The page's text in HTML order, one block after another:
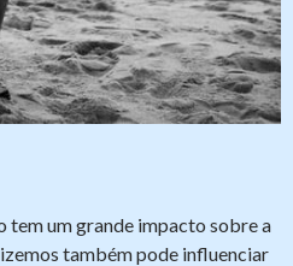
tem um grande impacto sobre a
também pode influenciar